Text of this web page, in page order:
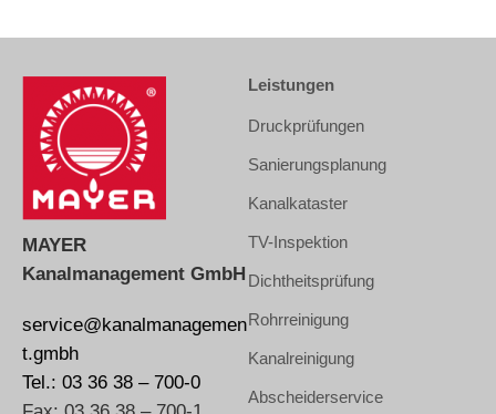
MAYER
Kanalmanagement GmbH
service@kanalmanagemen
t.gmbh
Tel.: 03 36 38 – 700-0
Leistungen
Druckprüfungen
Sanierungsplanung
Kanalkataster
TV-Inspektion
Dichtheitsprüfung
Rohrreinigung
Kanalreinigung
Abscheiderservice